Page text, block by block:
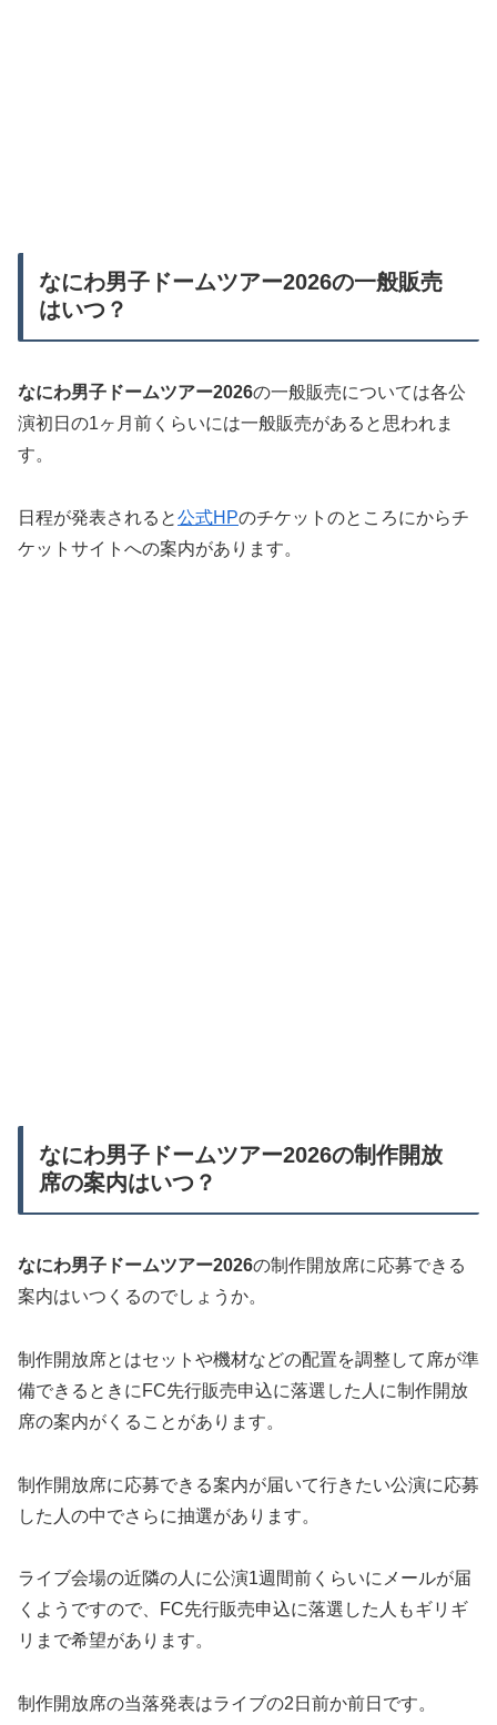
なにわ男子ドームツアー2026の一般販売
はいつ？
なにわ男子ドームツアー2026の一般販売については各公
演初日の1ヶ月前くらいには一般販売があると思われま
す。
日程が発表されると公式HPのチケットのところにからチ
ケットサイトへの案内があります。
なにわ男子ドームツアー2026の制作開放
席の案内はいつ？
なにわ男子ドームツアー2026の制作開放席に応募できる
案内はいつくるのでしょうか。
制作開放席とはセットや機材などの配置を調整して席が準
備できるときにFC先行販売申込に落選した人に制作開放
席の案内がくることがあります。
制作開放席に応募できる案内が届いて行きたい公演に応募
した人の中でさらに抽選があります。
ライブ会場の近隣の人に公演1週間前くらいにメールが届
くようですので、FC先行販売申込に落選した人もギリギ
リまで希望があります。
制作開放席の当落発表はライブの2日前か前日です。